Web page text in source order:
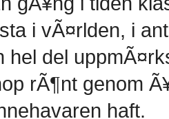
i vÃ¤rlden, i
hel del
rÃ¶nt genom
haft.